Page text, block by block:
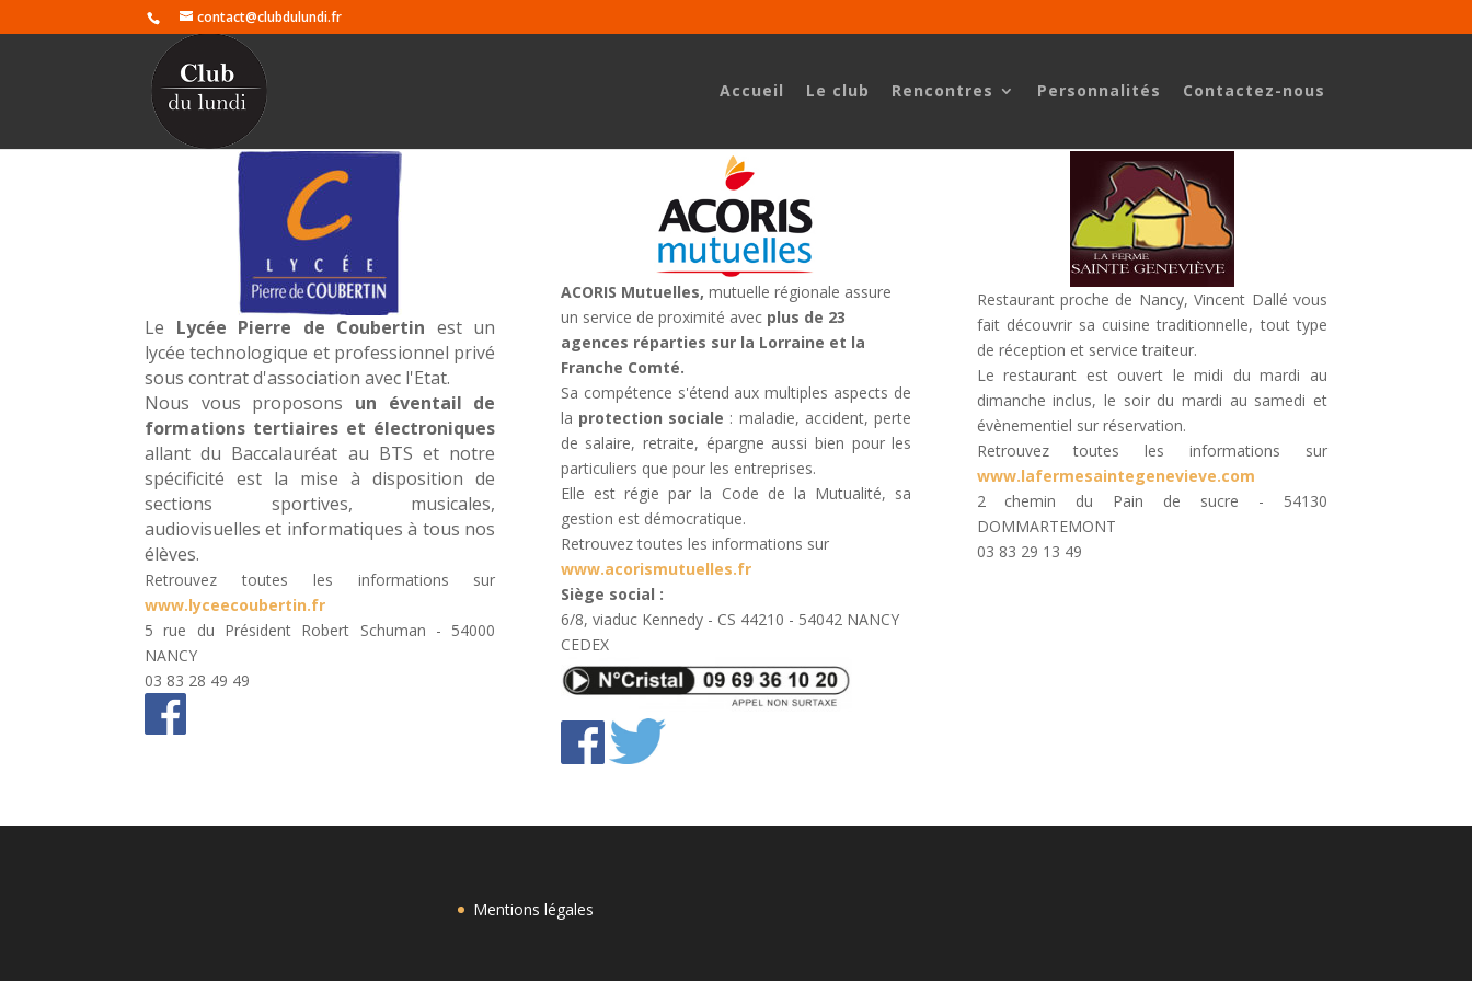
contact@clubdulundi.fr
Accueil Le club Rencontres Personnalités Contactez-nous
Le Lycée Pierre de Coubertin est un
lycée technologique et professionnel privé
sous contrat d'association avec l'Etat.
Nous vous proposons un éventail de
formations tertiaires et électroniques
allant du Baccalauréat au BTS et notre
spécificité est la mise à disposition de
sections sportives, musicales,
audiovisuelles et informatiques à tous nos
élèves.
Retrouvez toutes les informations sur
www.lyceecoubertin.fr
5 rue du Président Robert Schuman - 54000
NANCY
03 83 28 49 49
ACORIS Mutuelles, mutuelle régionale assure
un service de proximité avec plus de 23
agences réparties sur la Lorraine et la
Franche Comté.
Sa compétence s'étend aux multiples aspects de
la protection sociale : maladie, accident, perte
de salaire, retraite, épargne aussi bien pour les
particuliers que pour les entreprises.
Elle est régie par la Code de la Mutualité, sa
gestion est démocratique.
Retrouvez toutes les informations sur
www.acorismutuelles.fr
Siège social :
6/8, viaduc Kennedy - CS 44210 - 54042 NANCY
CEDEX
Restaurant proche de Nancy, Vincent Dallé vous
fait découvrir sa cuisine traditionnelle, tout type
de réception et service traiteur.
Le restaurant est ouvert le midi du mardi au
dimanche inclus, le soir du mardi au samedi et
évènementiel sur réservation.
Retrouvez toutes les informations sur
www.lafermesaintegenevieve.com
2 chemin du Pain de sucre - 54130
DOMMARTEMONT
03 83 29 13 49
Mentions légales